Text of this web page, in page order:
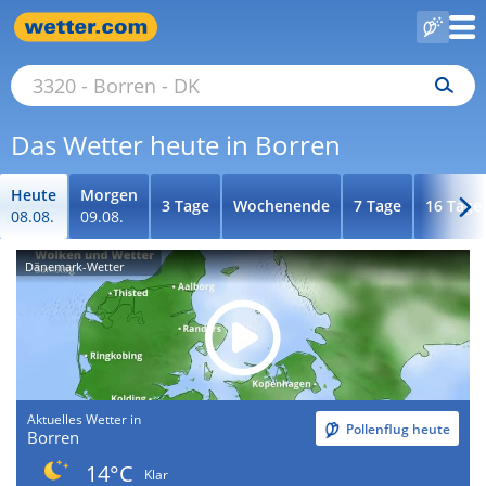
Das Wetter heute in Borren
Heute
08.08.
Morgen
09.08.
3 Tage Wochenende 7 Tage 16 Tage
Dänemark-Wetter
Aktuelles Wetter in
Borren Pollenflug heute
14°C
Klar